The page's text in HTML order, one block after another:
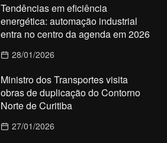
Tendências em eficiência
energética: automação industrial
entra no centro da agenda em 2026
28/01/2026
Ministro dos Transportes visita
obras de duplicação do Contorno
Norte de Curitiba
27/01/2026